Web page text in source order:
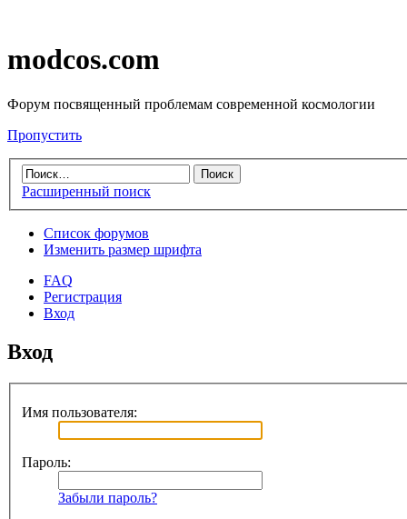
modcos.com
Форум посвященный проблемам современной космологии
Пропустить
Расширенный поиск
Список форумов
Изменить размер шрифта
FAQ
Регистрация
Вход
Вход
Имя пользователя:
Пароль:
Забыли пароль?